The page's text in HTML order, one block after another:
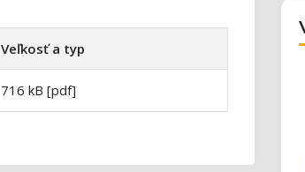
Veľkosť a typ
716 kB [pdf]